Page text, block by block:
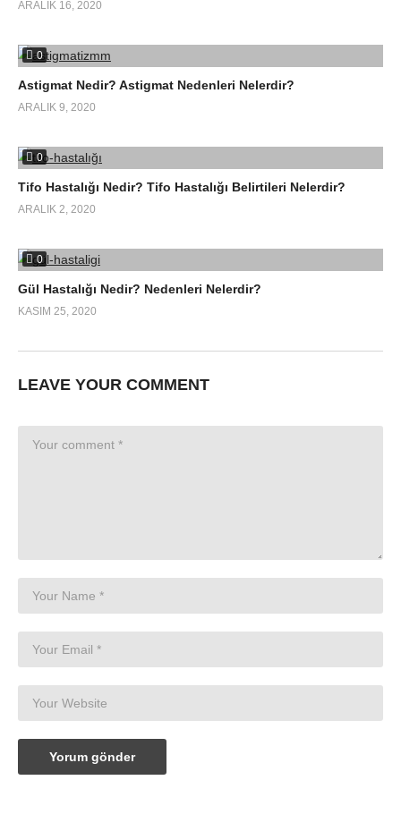
ARALIK 16, 2020
0
Astigmat Nedir? Astigmat Nedenleri Nelerdir?
ARALIK 9, 2020
0
Tifo Hastalığı Nedir? Tifo Hastalığı Belirtileri Nelerdir?
ARALIK 2, 2020
0
Gül Hastalığı Nedir? Nedenleri Nelerdir?
KASIM 25, 2020
LEAVE YOUR COMMENT